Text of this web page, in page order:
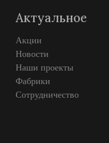
Актуальное
Акции
Новости
Наши проекты
Фабрики
Сотрудничество